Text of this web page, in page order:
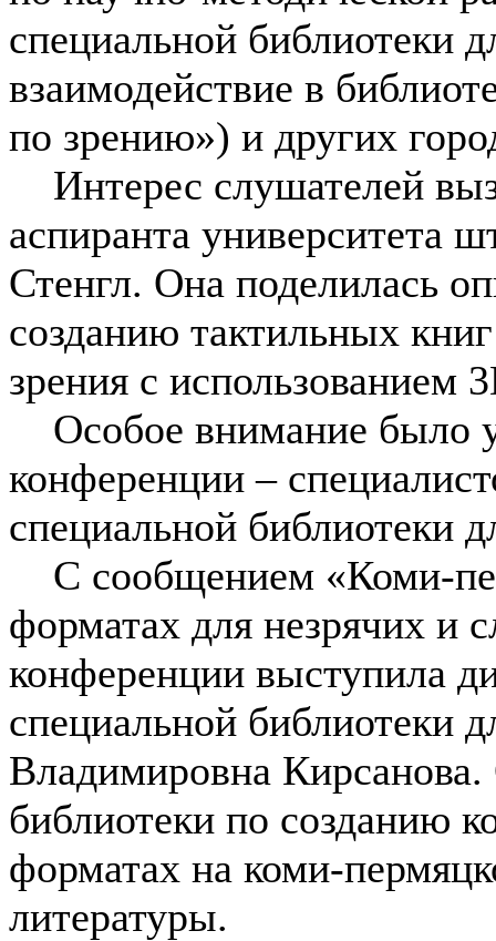
специальной библиотеки
взаимодействие в
по зрению») и других
Интерес слушателей
аспиранта университета
Стенгл. Она поделилась
созданию тактильных
зрения с использованием
Особое внимание было
конференции –
специальной библиотеки
С сообщением «Коми-
форматах для незрячих и
конференции выступила
специальной библиотеки
Владимировна
библиотеки по созданию
форматах на коми-
литературы.